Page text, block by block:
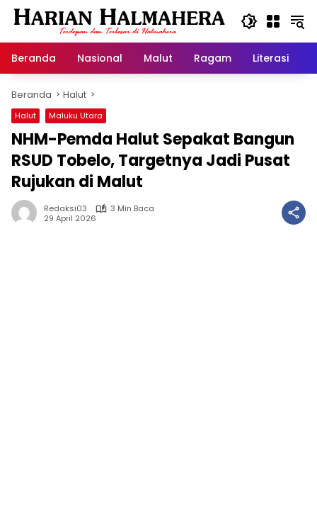
Langsung
Beranda
Nasional Malut Ragam Literasi
Beranda Halut
Halut Maluku Utara
NHM-Pemda Halut Sepakat Bangun
RSUD Tobelo, Targetnya Jadi Pusat
Rujukan di Malut
Redaksi03
3 Min Baca
29 April 2026